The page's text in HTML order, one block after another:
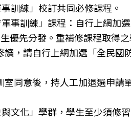
訓練」校訂共同必修課程。
事訓練」課程：自行上網加
優先分發。重補修課程取得
，請自行上網加選「全民國
同意後，持人工加退選申請
文化」學群，學生至少須修